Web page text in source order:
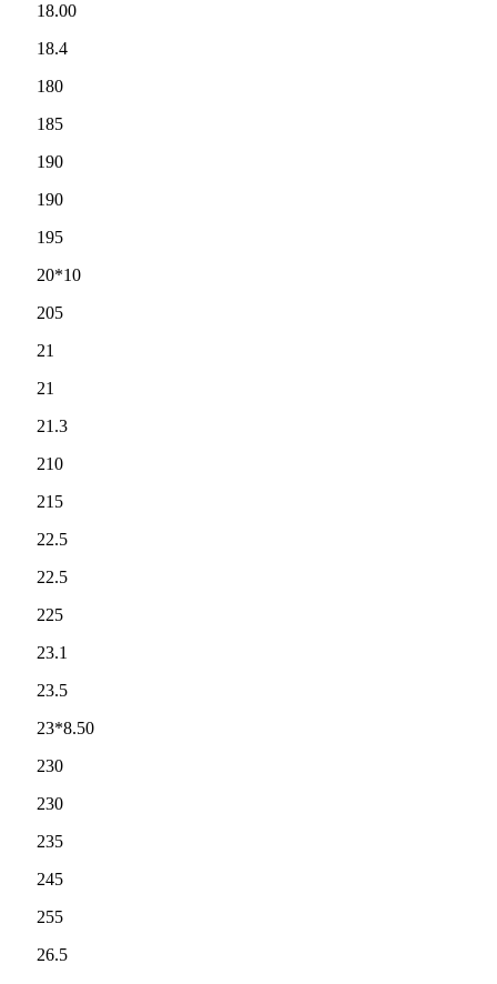
18.00
18.4
180
185
190
190
195
20*10
205
21
21
21.3
210
215
22.5
22.5
225
23.1
23.5
23*8.50
230
230
235
245
255
26.5